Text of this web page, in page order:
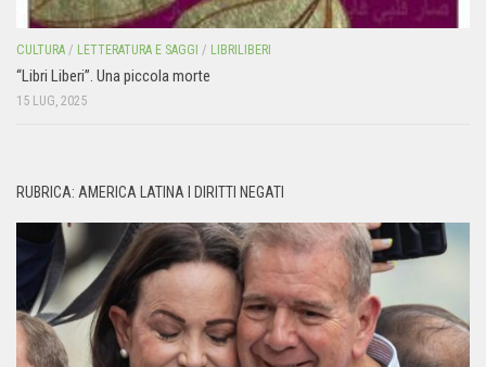
CULTURA / LETTERATURA E SAGGI / LIBRILIBERI
“Libri Liberi”. Una piccola morte
15 LUG, 2025
RUBRICA: AMERICA LATINA I DIRITTI NEGATI